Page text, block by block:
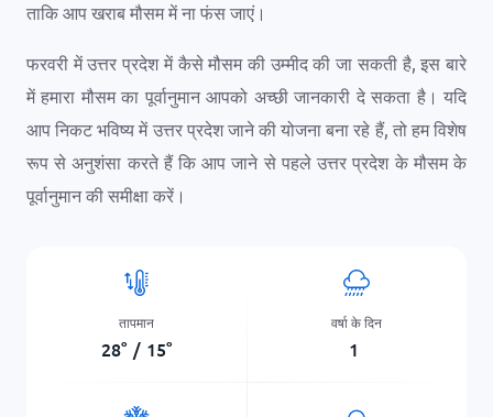
ताकि आप खराब मौसम में ना फंस जाएं।
फरवरी में उत्तर प्रदेश में कैसे मौसम की उम्मीद की जा सकती है, इस बारे
में हमारा मौसम का पूर्वानुमान आपको अच्छी जानकारी दे सकता है। यदि
आप निकट भविष्य में उत्तर प्रदेश जाने की योजना बना रहे हैं, तो हम विशेष
रूप से अनुशंसा करते हैं कि आप जाने से पहले उत्तर प्रदेश के मौसम के
पूर्वानुमान की समीक्षा करें।
तापमान
28° / 15°
वर्षा के दिन
1